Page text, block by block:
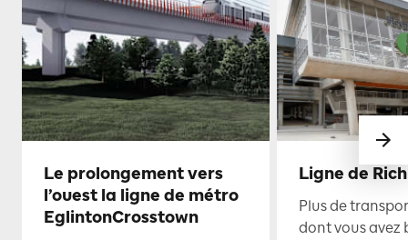
Le prolongement vers
l’ouest la ligne de métro
EglintonCrosstown
Ligne de
Plus de
dont vous avez